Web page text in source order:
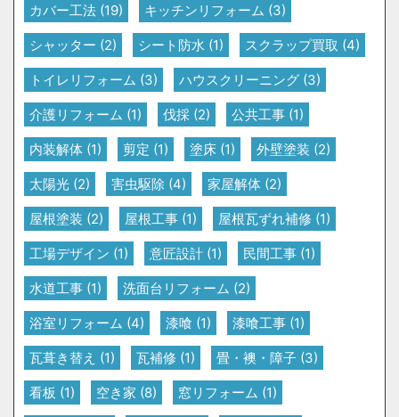
カバー工法 (19) キッチンリフォーム (3)
シャッター (2) シート防水 (1) スクラップ買取 (4)
トイレリフォーム (3) ハウスクリーニング (3)
介護リフォーム (1) 伐採 (2) 公共工事 (1)
内装解体 (1) 剪定 (1) 塗床 (1) 外壁塗装 (2)
太陽光 (2) 害虫駆除 (4) 家屋解体 (2)
屋根塗装 (2) 屋根工事 (1) 屋根瓦ずれ補修 (1)
工場デザイン (1) 意匠設計 (1) 民間工事 (1)
水道工事 (1) 洗面台リフォーム (2)
浴室リフォーム (4) 漆喰 (1) 漆喰工事 (1)
瓦葺き替え (1) 瓦補修 (1) 畳・襖・障子 (3)
看板 (1) 空き家 (8) 窓リフォーム (1)